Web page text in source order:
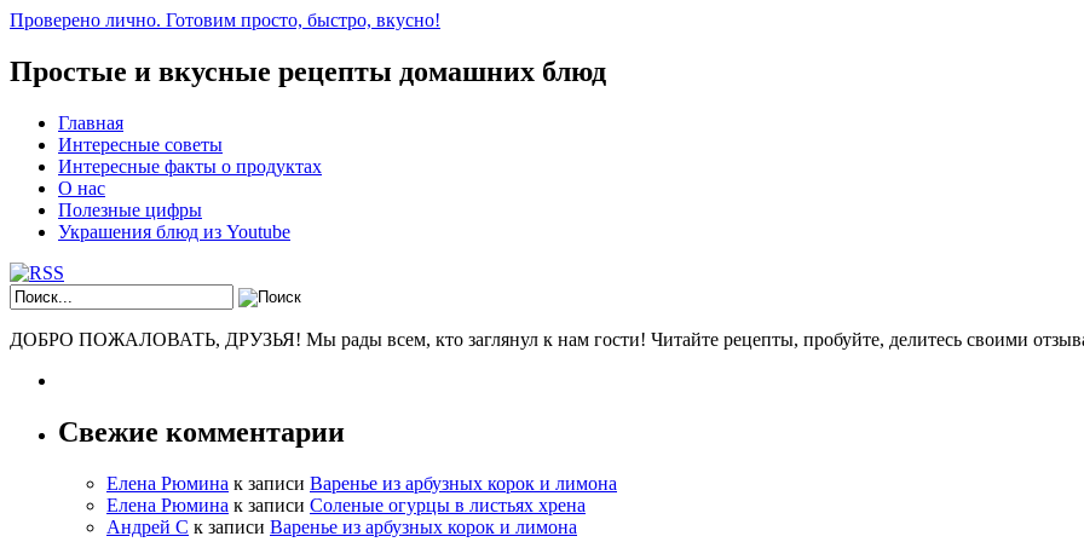
Проверено лично. Готовим просто, быстро, вкусно!
Простые и вкусные рецепты домашних блюд
Главная
Интересные советы
Интересные факты о продуктах
О нас
Полезные цифры
Украшения блюд из Youtube
ДОБРО ПОЖАЛОВАТЬ, ДРУЗЬЯ! Мы рады всем, кто заглянул к нам гости! Читайте рецепты, пробуйте, делитесь своими
Свежие комментарии
Елена Рюмина к записи Варенье из арбузных корок и лимона
Елена Рюмина к записи Соленые огурцы в листьях хрена
Андрей С к записи Варенье из арбузных корок и лимона